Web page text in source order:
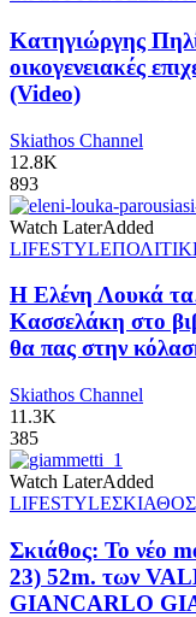
Κατηγιώργης
οικογενειακές
(Video)
Skiathos Channel
12.8K
893
Watch LaterAdded
LIFESTYLE
Η Ελένη Λουκά
Κασσελάκη στο
θα πας στην
Skiathos Channel
11.3K
385
Watch LaterAdded
LIFESTYLEΣΚΙΑΘΟΣ
Σκιάθος: Το νέο
23) 52m. των
GIANCARLO